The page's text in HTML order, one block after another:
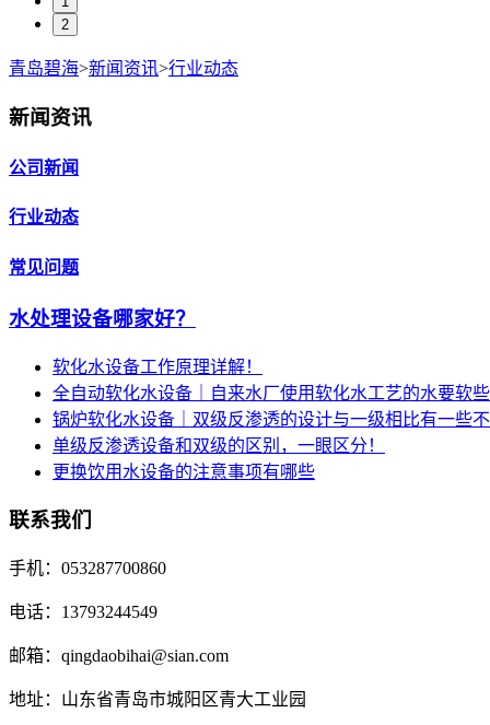
2
青岛碧海>新闻资讯>行业动态
新闻资讯
公司新闻
行业动态
常见问题
水处理设备哪家好？
软化水设备工作原理详解！
全自动软化水设备｜自来水厂使用软化水工艺的水要软些
锅炉软化水设备｜双级反渗透的设计与一级相比有一些
单级反渗透设备和双级的区别，一眼区分！
更换饮用水设备的注意事项有哪些
联系我们
手机：053287700860
电话：13793244549
邮箱：qingdaobihai@sian.com
地址：山东省青岛市城阳区青大工业园